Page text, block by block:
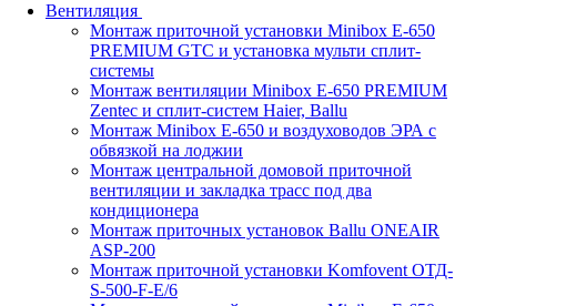
Вентиляция
Монтаж приточной установки Minibox E-650
PREMIUM GTC и установка мульти сплит-
системы
Монтаж вентиляции Minibox E-650 PREMIUM
Zentec и сплит-систем Haier, Ballu
Монтаж Minibox E-650 и воздуховодов ЭРА с
обвязкой на лоджии
Монтаж центральной домовой приточной
вентиляции и закладка трасс под два
кондиционера
Монтаж приточных установок Ballu ONEAIR
ASP-200
Монтаж приточной установки Komfovent ОТД-
S-500-F-E/6